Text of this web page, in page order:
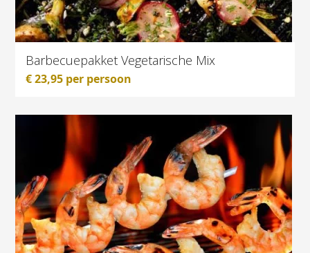
Barbecuepakket Vegetarische Mix
€23,95 per persoon